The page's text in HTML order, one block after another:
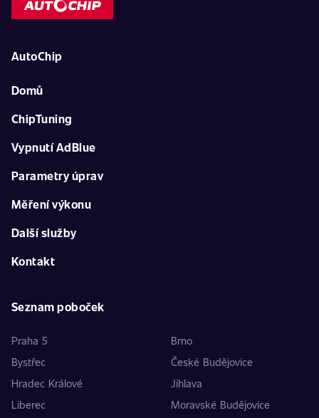
AutoChip
Domů
ChipTuning
Vypnutí AdBlue
Parametry úprav
Měření výkonu
Další služby
Kontakt
Seznam poboček
Praha 5
Brno
Bystřec
České Budějovice
Hradec Králové
Jihlava
Liberec
Moravské Budějovice